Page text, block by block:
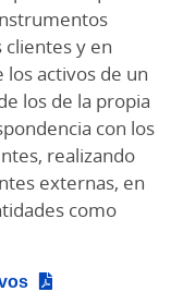
y en
activos de un
los de la propia
con los
realizando
externas, en
como